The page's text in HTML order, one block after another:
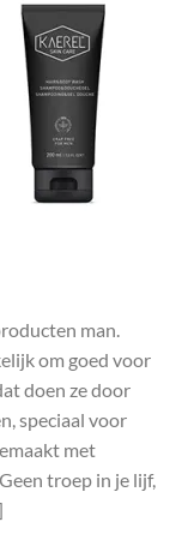
man.
om goed voor
doen ze door
speciaal voor
met
troep in je lijf,